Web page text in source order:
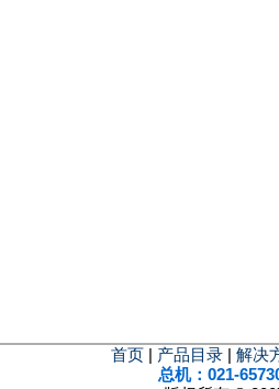
首页 产品目录
解决
总机：021-